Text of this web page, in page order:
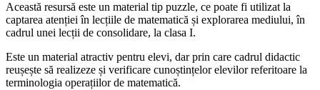
Această resursă este un material tip puzzle, ce poate fi utilizat la
captarea atenției în lecțiile de matematică și explorarea mediului, în
cadrul unei lecții de consolidare, la clasa I.
Este un material atractiv pentru elevi, dar prin care cadrul didactic
reușește să realizeze și verificare cunoștințelor elevilor referitoare la
terminologia operațiilor de matematică.